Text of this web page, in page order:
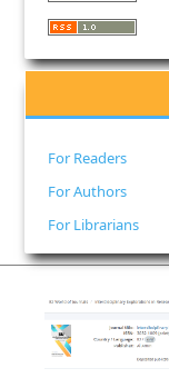
For Readers
For Authors
For Librarians